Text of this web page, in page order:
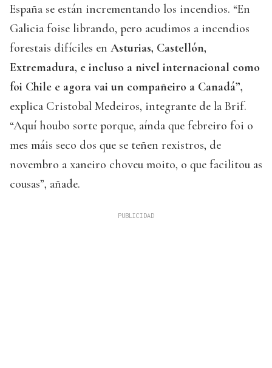
España se están incrementando los incendios. “En
Galicia foise librando, pero acudimos a incendios
forestais difíciles en Asturias, Castellón,
Extremadura, e incluso a nivel internacional como
foi Chile e agora vai un compañeiro a Canadá”,
explica Cristobal Medeiros, integrante de la Brif.
“Aquí houbo sorte porque, aínda que febreiro foi o
mes máis seco dos que se teñen rexistros, de
novembro a xaneiro choveu moito, o que facilitou as
cousas”, añade.